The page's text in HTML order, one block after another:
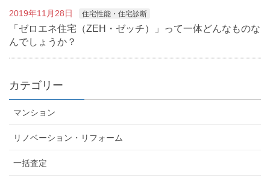
2019年11月28日 住宅性能・住宅診断
「ゼロエネ住宅（ZEH・ゼッチ）」って一体どんなものな
んでしょうか？
カテゴリー
マンション
リノベーション・リフォーム
一括査定